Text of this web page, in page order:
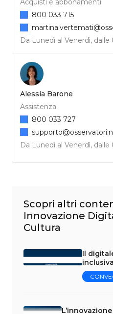
Da Lunedì al Venerdì, dalle
800 033 715
Alessia Barone
Assistenza
Da Lunedì al Venerdì, dalle
800 033 727
Scopri altri
Innovazione
Cultura
Il
inclusiva